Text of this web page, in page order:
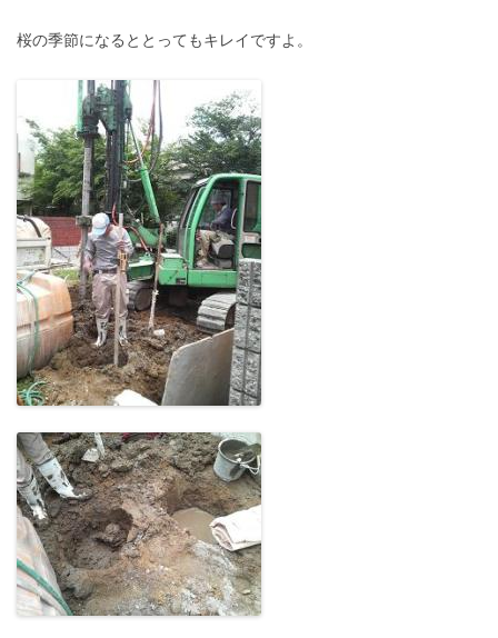
桜の季節になるととってもキレイですよ。